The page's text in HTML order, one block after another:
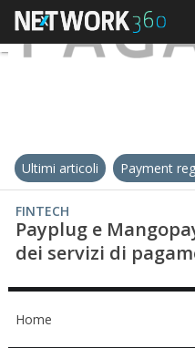
Ultimi articoli Payment
FINTECH
Payplug e
dei servizi di
Home